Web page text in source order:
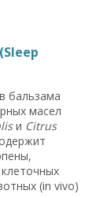
бальзама
масел
и Citrus
(in vivo)